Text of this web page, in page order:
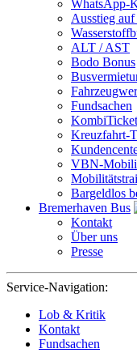
WhatsApp-
Ausstieg
ALT / AST
Bodo Bonus
Fundsachen
Kreuzfahrt-
VBN-
Bargeldlos
Bremerhaven Bus
Kontakt
Über uns
Presse
Service-Navigation:
Lob & Kritik
Kontakt
Fundsachen